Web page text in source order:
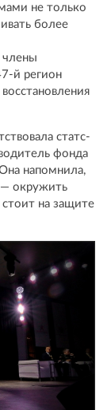
не только
более
члены
й регион
статс-
фонда
напомнила,
— окружить
на защите